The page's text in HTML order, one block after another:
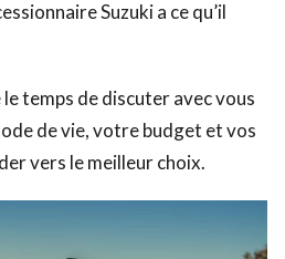
Suzuki a ce qu’il
temps de discuter avec vous
de vie, votre budget et vos
vers le meilleur choix.